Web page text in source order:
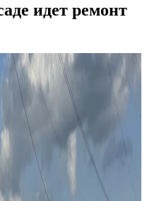
идет ремонт